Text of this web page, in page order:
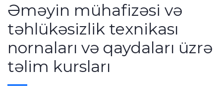
Əməyin mühafizəsi və
təhlükəsizlik texnikası
nornaları və qaydaları üzrə
təlim kursları